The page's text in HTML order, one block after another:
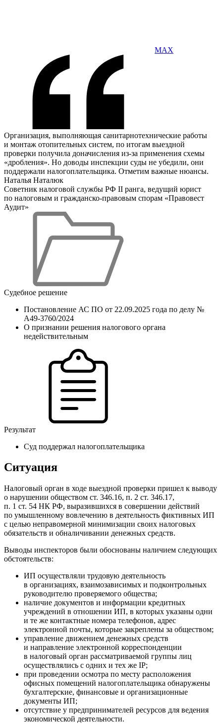
MAX
Организация, выполняющая санитарнотехнические работы
и монтаж отопительных систем, по итогам выездной
проверки получила доначисления из-за применения схемы
«дробления». Но доводы инспекции суды не убедили, они
поддержали налогоплательщика. Отметим важные нюансы.
Наталья Наталюк
Советник налоговой службы РФ II ранга, ведущий юрист
по налоговым и гражданско-правовым спорам «Правовест
Аудит»
Судебное решение
Постановление АС ПО от 22.09.2025 года по делу №
А49-3760/2024
О признании решения налогового органа
недействительным
Результат
Суд поддержал налогоплательщика
Ситуация
Налоговый орган в ходе выездной проверки пришел к выводу
о нарушении обществом ст. 346.16, п. 2 ст. 346.17,
п. 1 ст. 54 НК РФ, выразившихся в совершении действий
по умышленному вовлечению в деятельность фиктивных ИП
с целью неправомерной минимизации своих налоговых
обязательств и обналичивании денежных средств.
Выводы инспекторов были обоснованы наличием следующих
обстоятельств:
ИП осуществляли трудовую деятельность
в организациях, взаимозависимых и подконтрольных
руководителю проверяемого общества;
наличие документов и информации кредитных
учреждений в отношении ИП, в которых указаны одни
и те же контактные номера телефонов, адрес
электронной почты, которые закреплены за обществом;
управление движением денежных средств
и направление электронной корреспонденции
в налоговый орган рассматриваемой группы лиц
осуществлялись с одних и тех же IP;
при проведении осмотра по месту расположения
офисных помещений налогоплательщика обнаружены
бухгалтерские, финансовые и организационные
документы ИП;
отсутствие у предпринимателей ресурсов для ведения
экономической деятельности.